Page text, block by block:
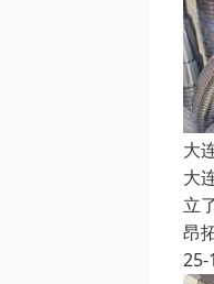
大
大
立
昂
25-